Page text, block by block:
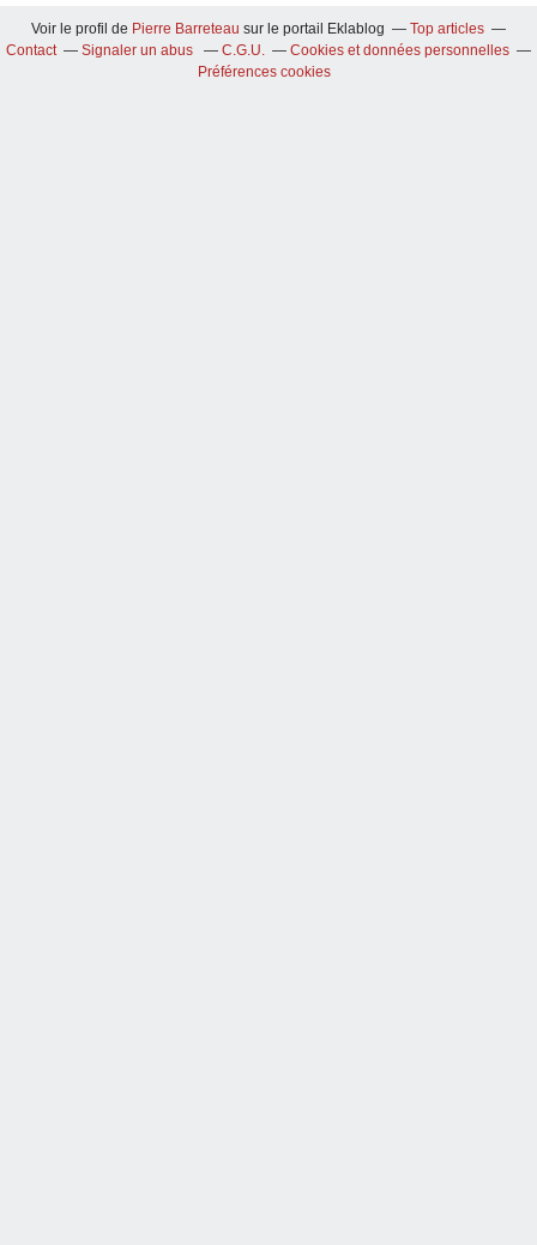
Voir le profil de Pierre Barreteau sur le portail Eklablog
Top articles
Contact
Signaler un abus C.G.U.
Cookies et données personnelles
Préférences cookies